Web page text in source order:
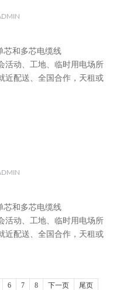
芯和多芯电缆线
活动、工地、临时用电场所
近配送、全国合作，天租或
芯和多芯电缆线
活动、工地、临时用电场所
近配送、全国合作，天租或
6 7 8 下一页 尾页